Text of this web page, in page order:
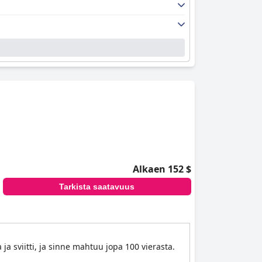
ja yleisistä tiloista. Kehut koskevat
on harvoin mainintoja vähemmän
tilat ja ylimääräiset pysäköintimaksut on
cocktaileja, sekä tilavia huoneita,
perhemajoitukseen.
tai huomauttavat sänkyjen olevan
ystävällinen henkilökunta ja
Alkaen 152 $
Tarkista saatavuus
sviitti, ja sinne mahtuu jopa 100 vierasta.